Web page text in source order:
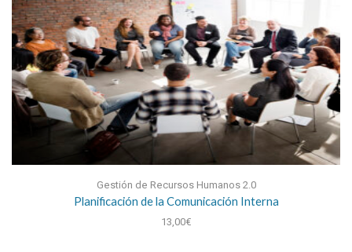
Gestión de Recursos Humanos 2.0
Planificación de la Comunicación Interna
13,00€